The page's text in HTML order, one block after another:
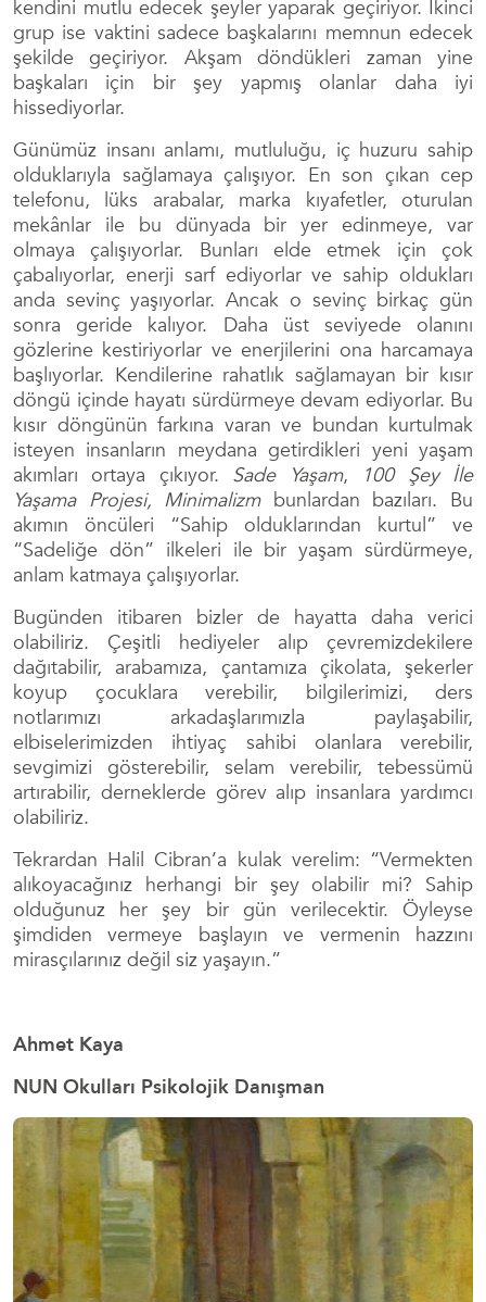
kendini mutlu edecek şeyler yaparak geçiriyor. İkinci
grup ise vaktini sadece başkalarını memnun edecek
şekilde geçiriyor. Akşam döndükleri zaman yine
başkaları için bir şey yapmış olanlar daha iyi
hissediyorlar.
Günümüz insanı anlamı, mutluluğu, iç huzuru sahip
olduklarıyla sağlamaya çalışıyor. En son çıkan cep
telefonu, lüks arabalar, marka kıyafetler, oturulan
mekânlar ile bu dünyada bir yer edinmeye, var
olmaya çalışıyorlar. Bunları elde etmek için çok
çabalıyorlar, enerji sarf ediyorlar ve sahip oldukları
anda sevinç yaşıyorlar. Ancak o sevinç birkaç gün
sonra geride kalıyor. Daha üst seviyede olanını
gözlerine kestiriyorlar ve enerjilerini ona harcamaya
başlıyorlar. Kendilerine rahatlık sağlamayan bir kısır
döngü içinde hayatı sürdürmeye devam ediyorlar. Bu
kısır döngünün farkına varan ve bundan kurtulmak
isteyen insanların meydana getirdikleri yeni yaşam
akımları ortaya çıkıyor. Sade Yaşam,
100 Şey İle
Yaşama Projesi, Minimalizmbunlardan bazıları. Bu
akımın öncüleri “Sahip olduklarından kurtul” ve
“Sadeliğe dön” ilkeleri ile bir yaşam sürdürmeye,
anlam katmaya çalışıyorlar.
Bugünden itibaren bizler de hayatta daha verici
olabiliriz. Çeşitli hediyeler alıp çevremizdekilere
dağıtabilir, arabamıza, çantamıza çikolata, şekerler
koyup çocuklara verebilir, bilgilerimizi, ders
notlarımızı arkadaşlarımızla paylaşabilir,
elbiselerimizden ihtiyaç sahibi olanlara verebilir,
sevgimizi gösterebilir, selam verebilir, tebessümü
artırabilir, derneklerde görev alıp insanlara yardımcı
olabiliriz.
Tekrardan Halil Cibran’a kulak verelim: “Vermekten
alıkoyacağınız herhangi bir şey olabilir mi? Sahip
olduğunuz her şey bir gün verilecektir. Öyleyse
şimdiden vermeye başlayın ve vermenin hazzını
mirasçılarınız değil siz yaşayın.”
Ahmet Kaya
NUN Okulları Psikolojik Danışman